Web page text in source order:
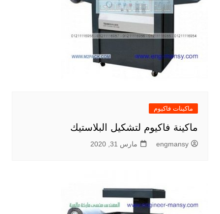
ماكينات فاكيوم
ماكينة فاكيوم لتشكيل البلاستيك
engmansy مارس 31, 2020